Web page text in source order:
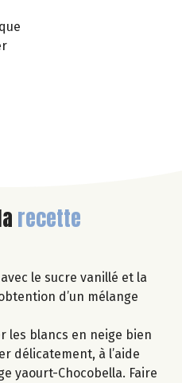
recette
le sucre vanillé et la
d’un mélange
les blancs en neige bien
délicatement, à l’aide
yaourt-Chocobella. Faire